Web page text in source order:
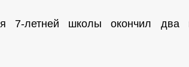
7-летней школы окончил два